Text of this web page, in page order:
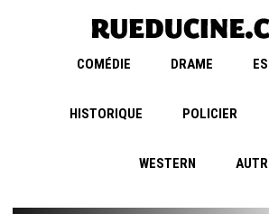
COMÉDIE DRAME
HISTORIQUE POLICIER
WESTERN